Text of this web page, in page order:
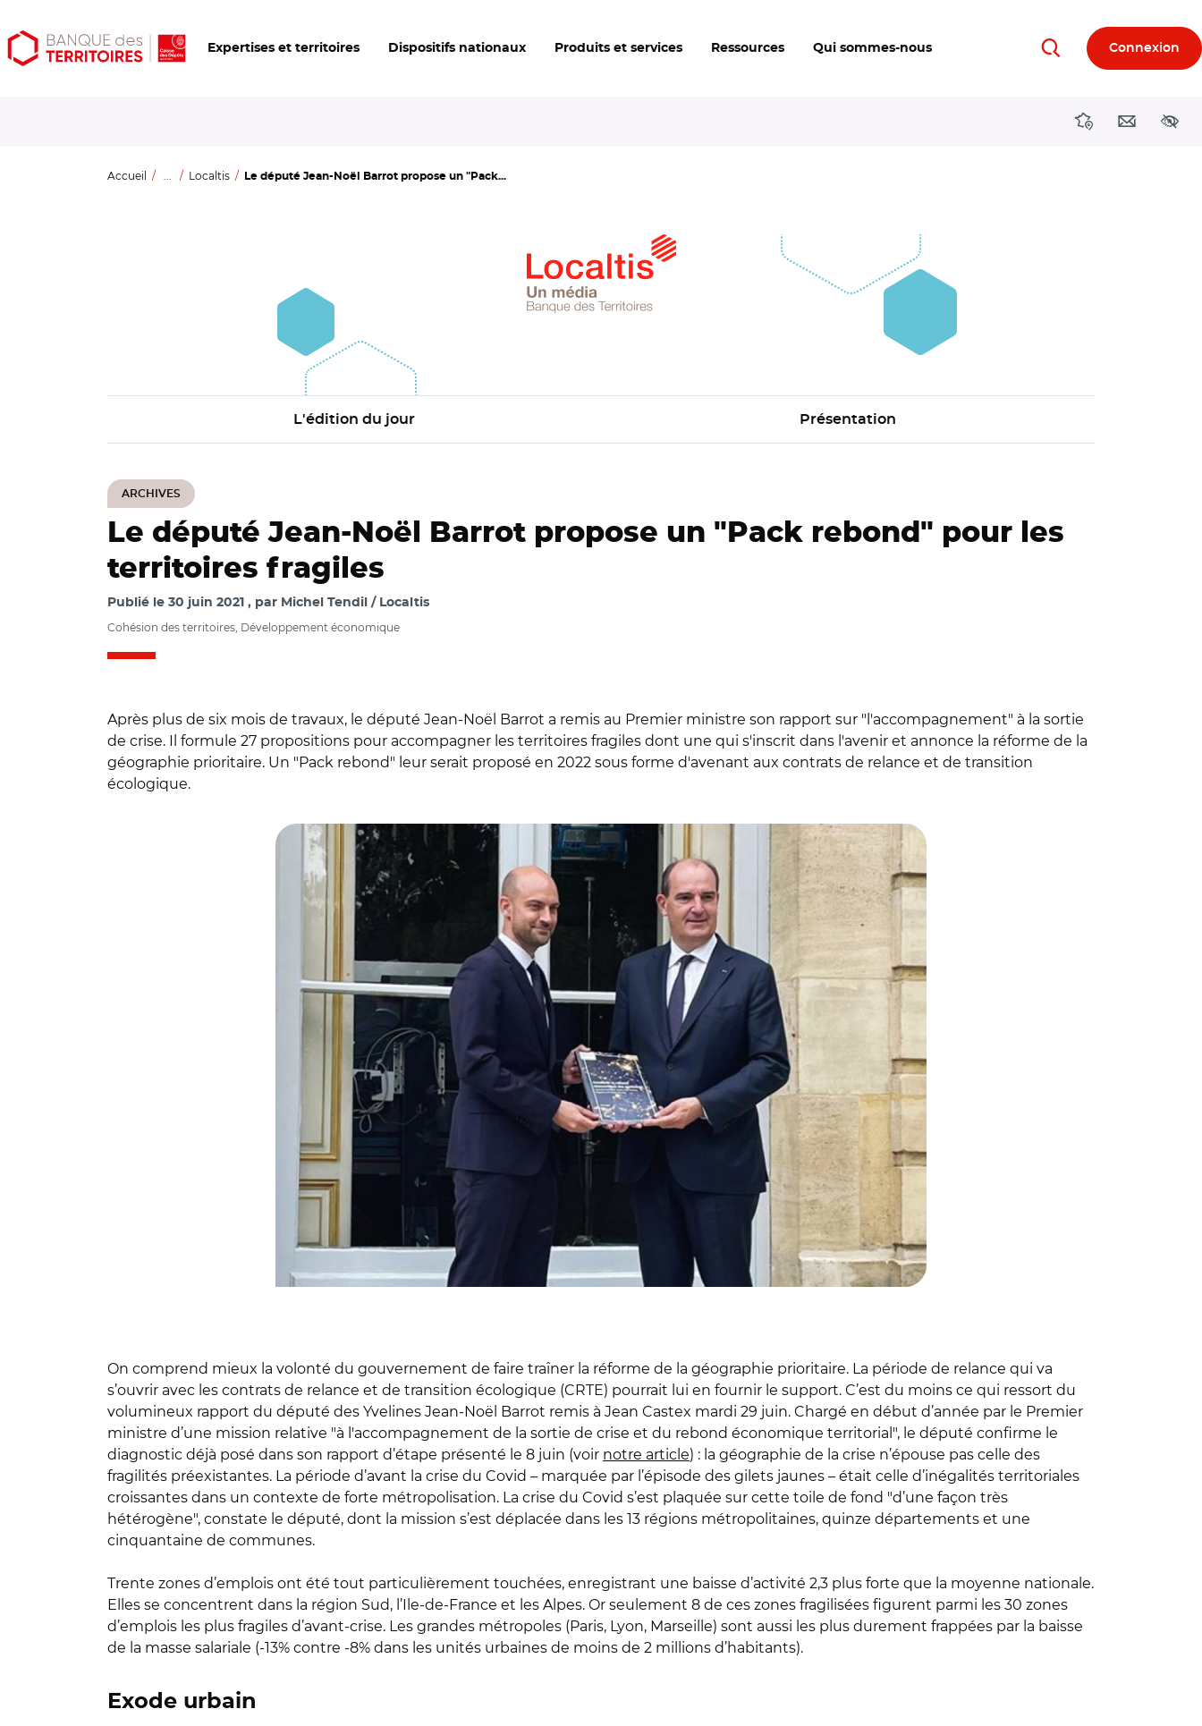
Aller
au
Aller
au
Ouvrir
les
Expertises et territoires Dispositifs nationaux Produits et services Ressources Qui sommes-nous RechercherConnexion
DirectionsContact
Accueil ... Localtis Le député Jean-Noël Barrot propose un "Pack...
L'édition du jour Présentation
ARCHIVES
Le député Jean-Noël Barrot propose un "Pack rebond" pour les
territoires fragiles
Publié le 30 juin 2021 par Michel Tendil / Localtis
Cohésion des territoires, Développement économique
Après plus de six mois de travaux, le député Jean-Noël Barrot a remis au Premier ministre son rapport sur "l'accompagnement" à la sortie
de crise. Il formule 27 propositions pour accompagner les territoires fragiles dont une qui s'inscrit dans l'avenir et annonce la réforme de la
géographie prioritaire. Un "Pack rebond" leur serait proposé en 2022 sous forme d'avenant aux contrats de relance et de transition
écologique.
On comprend mieux la volonté du gouvernement de faire traîner la réforme de la géographie prioritaire. La période de relance qui va
s’ouvrir avec les contrats de relance et de transition écologique (CRTE) pourrait lui en fournir le support. C’est du moins ce qui ressort du
volumineux rapport du député des Yvelines Jean-Noël Barrot remis à Jean Castex mardi 29 juin. Chargé en début d’année par le Premier
ministre d’une mission relative "à l'accompagnement de la sortie de crise et du rebond économique territorial", le député confirme le
diagnostic déjà posé dans son rapport d’étape présenté le 8 juin (voir notre article) : la géographie de la crise n’épouse pas celle des
fragilités préexistantes. La période d’avant la crise du Covid – marquée par l’épisode des gilets jaunes – était celle d’inégalités territoriales
croissantes dans un contexte de forte métropolisation. La crise du Covid s’est plaquée sur cette toile de fond "d’une façon très
hétérogène", constate le député, dont la mission s’est déplacée dans les 13 régions métropolitaines, quinze départements et une
cinquantaine de communes.
Trente zones d’emplois ont été tout particulièrement touchées, enregistrant une baisse d’activité 2,3 plus forte que la moyenne nationale.
Elles se concentrent dans la région Sud, l’Ile-de-France et les Alpes. Or seulement 8 de ces zones fragilisées figurent parmi les 30 zones
d’emplois les plus fragiles d’avant-crise. Les grandes métropoles (Paris, Lyon, Marseille) sont aussi les plus durement frappées par la baisse
de la masse salariale (-13% contre -8% dans les unités urbaines de moins de 2 millions d’habitants).
Exode urbain